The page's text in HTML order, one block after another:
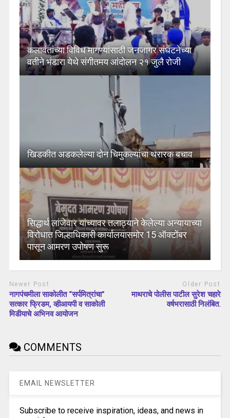
कलावंतांच्या विविध मागण्यांसाठी जनजागर संघटनेच्या
वतीने भंडारा येथे संगीतमय आंदोलन २१ जुलै रोजी
खिडकीत अडकलेल्या दोन चिमुकल्यांचा थरारक बचाव
सिद्धार्थ लांजेवार यांच्यावर तलाठ्याने केलेल्या अन्यायाच्या
विरोधात जिल्हाधिकारी कार्यालयासमोर 15 ऑक्टोंबर
पासून आमरण उपोषण सुरू
Newer Post
नागपंचमीला साकोलीत “सर्पमित्रांचा”
सत्कार फ्रिडम, व्हीआयपी व साकोली
मिडीयाचे अभिनव आयोजन
Older Post
माथराचे पोलीस पाटील सुरेश चहारे
वर्षभरासाठी निलंबित.
COMMENTS
EMAIL NEWSLETTER
Subscribe to receive inspiration, ideas, and news in